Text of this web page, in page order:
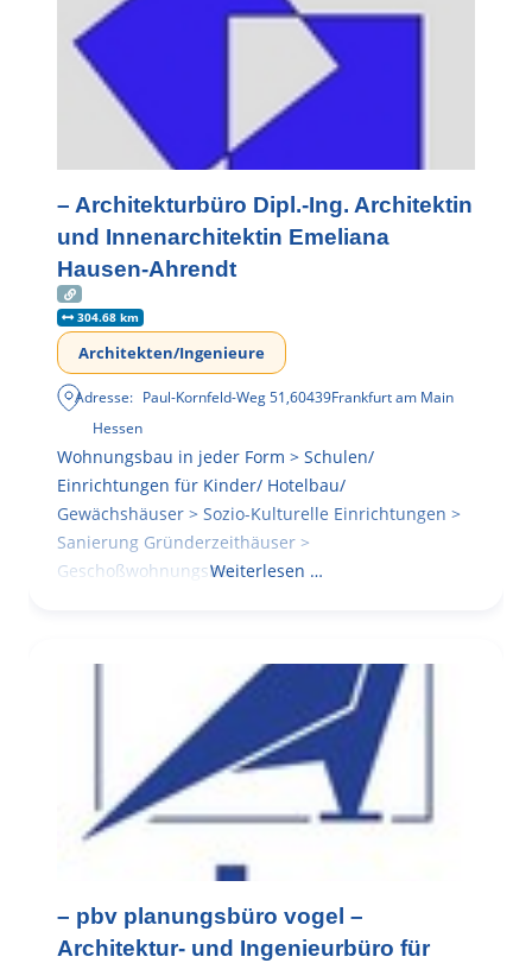
– Architekturbüro Dipl.-Ing. Architektin
und Innenarchitektin Emeliana
Hausen-Ahrendt
304.68 km
Architekten/Ingenieure
Adresse: Paul-Kornfeld-Weg 51,60439Frankfurt am Main
Hessen
Wohnungsbau in jeder Form > Schulen/
Einrichtungen für Kinder/ Hotelbau/
Gewächshäuser > Sozio-Kulturelle Einrichtungen >
Sanierung Gründerzeithäuser >
GeschoßwohnungsbauWeiterlesen …
– pbv planungsbüro vogel –
Architektur- und Ingenieurbüro für